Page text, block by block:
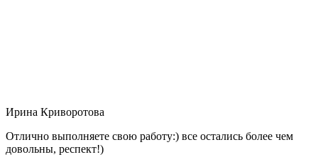
Ирина Криворотова
Отлично выполняете свою работу:) все остались более чем
довольны, респект!)